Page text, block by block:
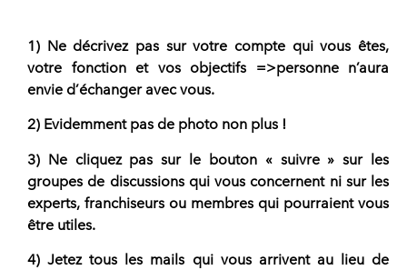
1) Ne décrivez pas sur votre compte qui vous êtes,
votre fonction et vos objectifs =>personne n’aura
envie d’échanger avec vous.
2) Evidemment pas de photo non plus !
3) Ne cliquez pas sur le bouton « suivre » sur les
groupes de discussions qui vous concernent ni sur les
experts, franchiseurs ou membres qui pourraient vous
être utiles.
4) Jetez tous les mails qui vous arrivent au lieu de